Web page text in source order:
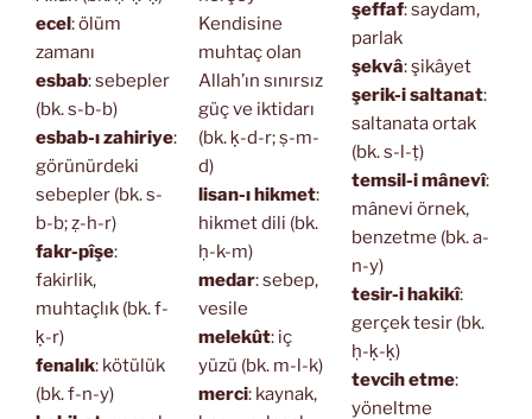
ecel: ölüm
zamanı
esbab: sebepler
(bk. s-b-b)
esbab-ı zahiriye:
görünürdeki
sebepler (bk. s-
b-b; ẓ-h-r)
fakr-pîşe:
fakirlik,
muhtaçlık (bk. f-
ḳ-r)
fenalık: kötülük
(bk. f-n-y)
Kendisine
muhtaç olan
Allah’ın sınırsız
güç ve iktidarı
(bk. ḳ-d-r; ṣ-m-
d)
lisan-ı hikmet:
hikmet dili (bk.
ḥ-k-m)
medar: sebep,
vesile
melekût: iç
yüzü (bk. m-l-k)
merci: kaynak,
şeffaf: saydam,
parlak
şekvâ: şikâyet
şerik-i saltanat:
saltanata ortak
(bk. s-l-ṭ)
temsil-i mânevî:
mânevi örnek,
benzetme (bk. a-
n-y)
tesir-i hakikî:
gerçek tesir (bk.
ḥ-ḳ-ḳ)
tevcih etme:
yöneltme